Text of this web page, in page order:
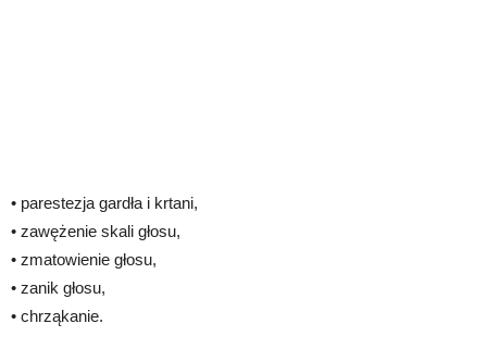
• parestezja gardła i krtani,
• zawężenie skali głosu,
• zmatowienie głosu,
• zanik głosu,
• chrząkanie.